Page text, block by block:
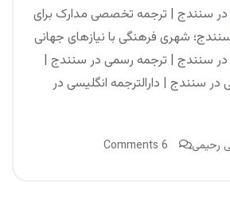
در سنندج | ترجمه تخصصی مدارک برای
شهری فرهنگی با نیازهای جهانی
در سنندج | ترجمه رسمی در سنندج |
در سنندج | دارالترجمه انگلیسی در
رحیمی 6 Comments